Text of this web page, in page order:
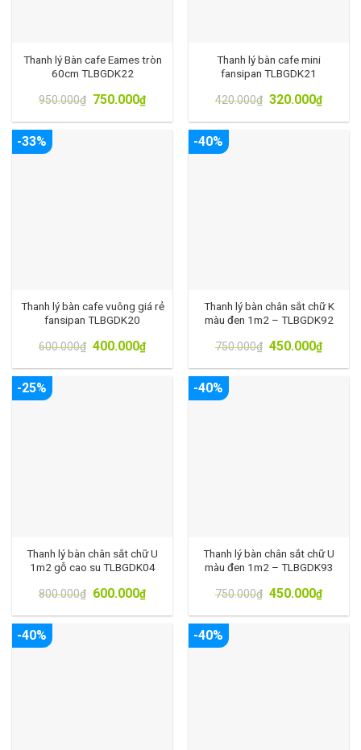
Thanh lý Bàn cafe Eames tròn
60cm TLBGDK22
950.000₫ 750.000₫
Thanh lý bàn cafe mini
fansipan TLBGDK21
420.000₫ 320.000₫
-33%
Thanh lý bàn cafe vuông giá rẻ
fansipan TLBGDK20
600.000₫ 400.000₫
-40%
Thanh lý bàn chân sắt chữ K
màu đen 1m2 – TLBGDK92
750.000₫ 450.000₫
-25%
Thanh lý bàn chân sắt chữ U
1m2 gỗ cao su TLBGDK04
800.000₫ 600.000₫
-40%
Thanh lý bàn chân sắt chữ U
màu đen 1m2 – TLBGDK93
750.000₫ 450.000₫
-40% -40%